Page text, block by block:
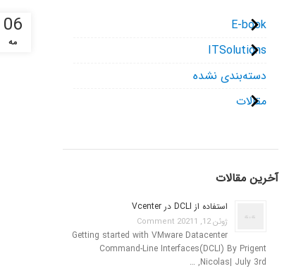
06
مه
E-book
ITSolutions
دسته‌بندی نشده
مقالات
آخرین مقالات
استفاده از DCLI در Vcenter
ژوئن 12, 2021 1 Comment
Getting started with VMware Datacenter
Command-Line Interfaces(DCLI) By Prigent
Nicolas| July 3rd, …